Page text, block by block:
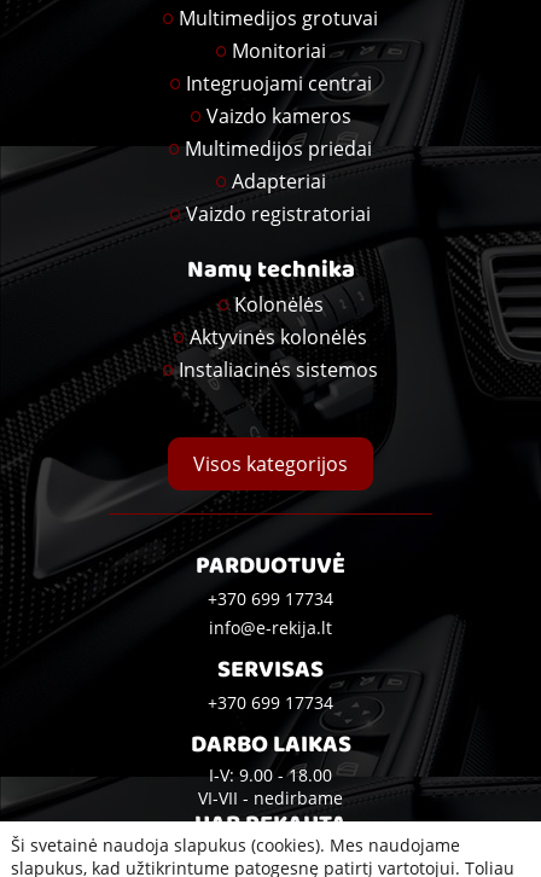
Multimedijos grotuvai
Monitoriai
Integruojami centrai
Vaizdo kameros
Multimedijos priedai
Adapteriai
Vaizdo registratoriai
Namų technika
Kolonėlės
Aktyvinės kolonėlės
Instaliacinės sistemos
Visos kategorijos
PARDUOTUVĖ
+370 699 17734
info@e-rekija.lt
SERVISAS
+370 699 17734
DARBO LAIKAS
I-V: 9.00 - 18.00
VI-VII - nedirbame
UAB REKAUTA
Bijūnų g. 10A, Klaipėda
Ši svetainė naudoja slapukus (cookies). Mes naudojame
slapukus, kad užtikrintume patogesnę patirtį vartotojui. Toliau